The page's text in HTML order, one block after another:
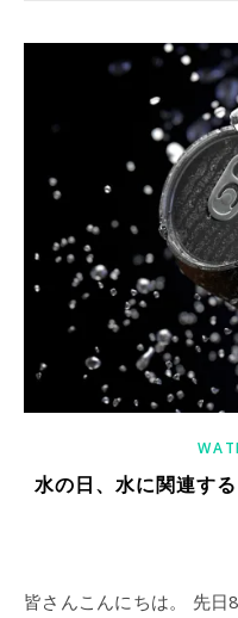
水の日、水に関連す
皆さんこんにちは。 先日8月1日は水の日でした！ 日本では